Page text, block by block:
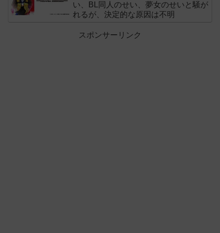
い、BL同人のせい、夢女のせいと騒が
れるが、決定的な原因は不明
スポンサーリンク